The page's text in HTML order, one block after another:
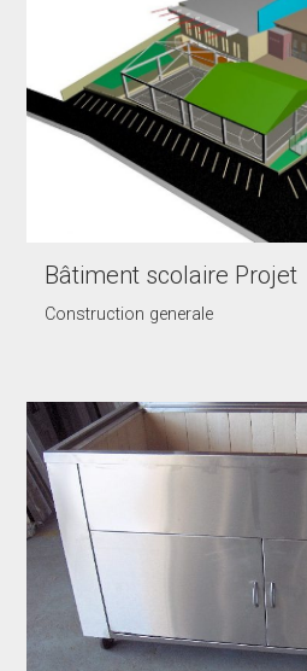
Bâtiment scolaire Projet
Construction generale